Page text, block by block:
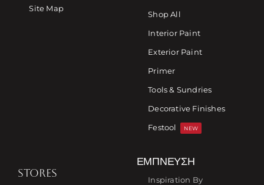
Site Map
Shop All
Interior Paint
Exterior Paint
Primer
Tools & Sundries
Decorative Finishes
Festool
NEW
STORES
ΈΜΠΝΕΥΣΗ
Inspiration By